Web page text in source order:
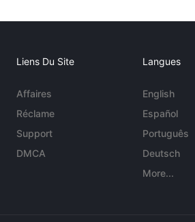
Liens Du Site
Affaires
Réclame
Support
DMCA
Langues
English
Español
Português
Deutsch
More...